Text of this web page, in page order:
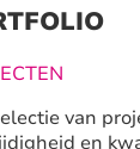
van
en